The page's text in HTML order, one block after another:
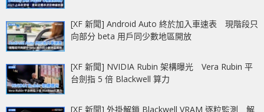
[XF 新聞] Android Auto 終於加入車速表 現階段只
向部分 beta 用戶同少數地區開放
[XF 新聞] NVIDIA Rubin 架構曝光 Vera Rubin 平
台劍指 5 倍 Blackwell 算力
[XF 新聞] 外掛解鎖 Blackwell VRAM 逐粒監測 解